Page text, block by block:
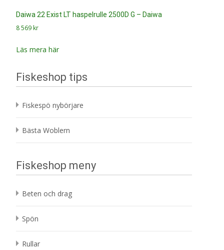
Daiwa 22 Exist LT haspelrulle 2500D G – Daiwa
8 569 kr
Läs mera här
Fiskeshop tips
Fiskespö nybörjare
Bästa Woblern
Fiskeshop meny
Beten och drag
Spön
Rullar